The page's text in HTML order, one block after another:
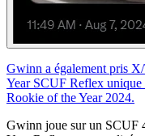
Gwinn a également pris
Year SCUF Reflex unique
Rookie of the Year 2024.
Gwinn joue sur un SCUF